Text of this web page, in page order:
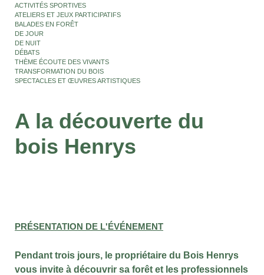
ACTIVITÉS SPORTIVES
ATELIERS ET JEUX PARTICIPATIFS
BALADES EN FORÊT
DE JOUR
DE NUIT
DÉBATS
THÈME ÉCOUTE DES VIVANTS
TRANSFORMATION DU BOIS
SPECTACLES ET ŒUVRES ARTISTIQUES
A la découverte du
bois Henrys
PRÉSENTATION DE L'ÉVÉNEMENT
Pendant trois jours, le propriétaire du Bois Henrys
vous invite à découvrir sa forêt et les professionnels